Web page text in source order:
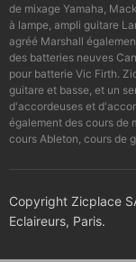
de mixage Yamaha,
à lampe, ampli guitare
agréé Marshall
des batteries neuves
pour batterie Vic Firth.
guitare et basse, et un
d'accordeuses et
également des cours de
cours Ableton, cours de
Copyright Zicplace
Eclaireurs, Paris.